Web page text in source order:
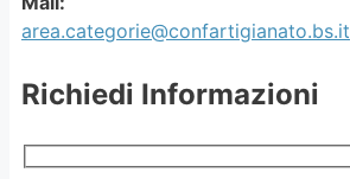
area.categorie@confartigianato.bs.it
Richiedi Informazioni